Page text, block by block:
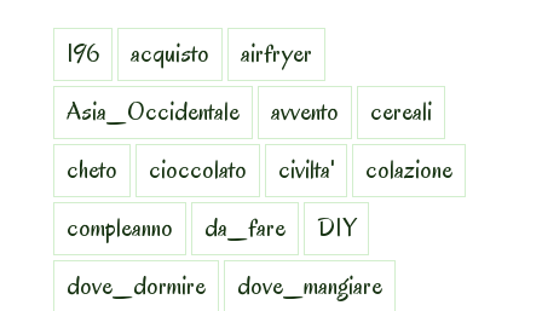
196 acquisto
airfryer
Asia_Occidentale
avvento
cereali
cheto
cioccolato civilta'
colazione
compleanno
da_fare
DIY
dove_dormire
dove_mangiare